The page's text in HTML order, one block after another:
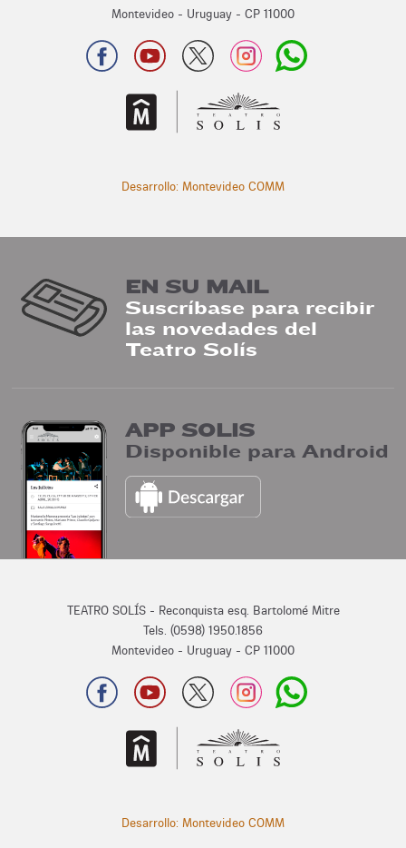
Montevideo - Uruguay - CP 11000
Desarrollo: Montevideo COMM
EN SU MAIL
Suscríbase para recibir
las novedades del
Teatro Solís
APP SOLIS
Disponible para Android
TEATRO SOLÍS - Reconquista esq. Bartolomé Mitre
Tels. (0598) 1950.1856
Montevideo - Uruguay - CP 11000
Desarrollo: Montevideo COMM